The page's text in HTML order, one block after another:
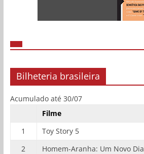
Bilheteria brasileira
Acumulado até 30/07
Filme
1
Toy Story 5
2
Homem-Aranha: Um Novo Dia